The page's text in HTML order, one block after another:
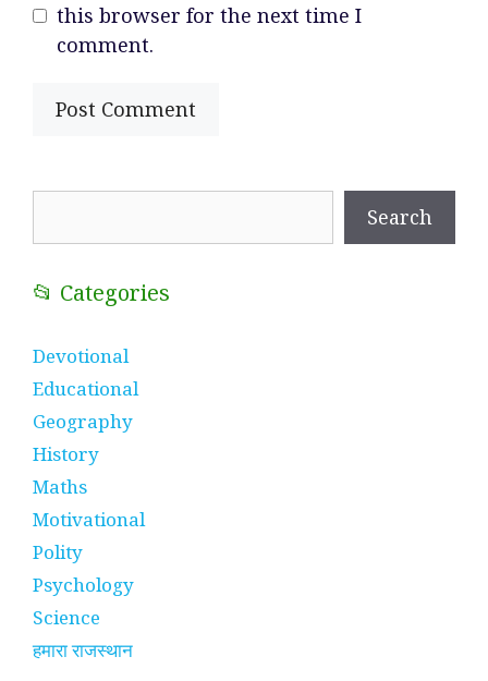
this browser for the next time I
comment.
Search
📂 Categories
Devotional
Educational
Geography
History
Maths
Motivational
Polity
Psychology
Science
हमारा राजस्थान